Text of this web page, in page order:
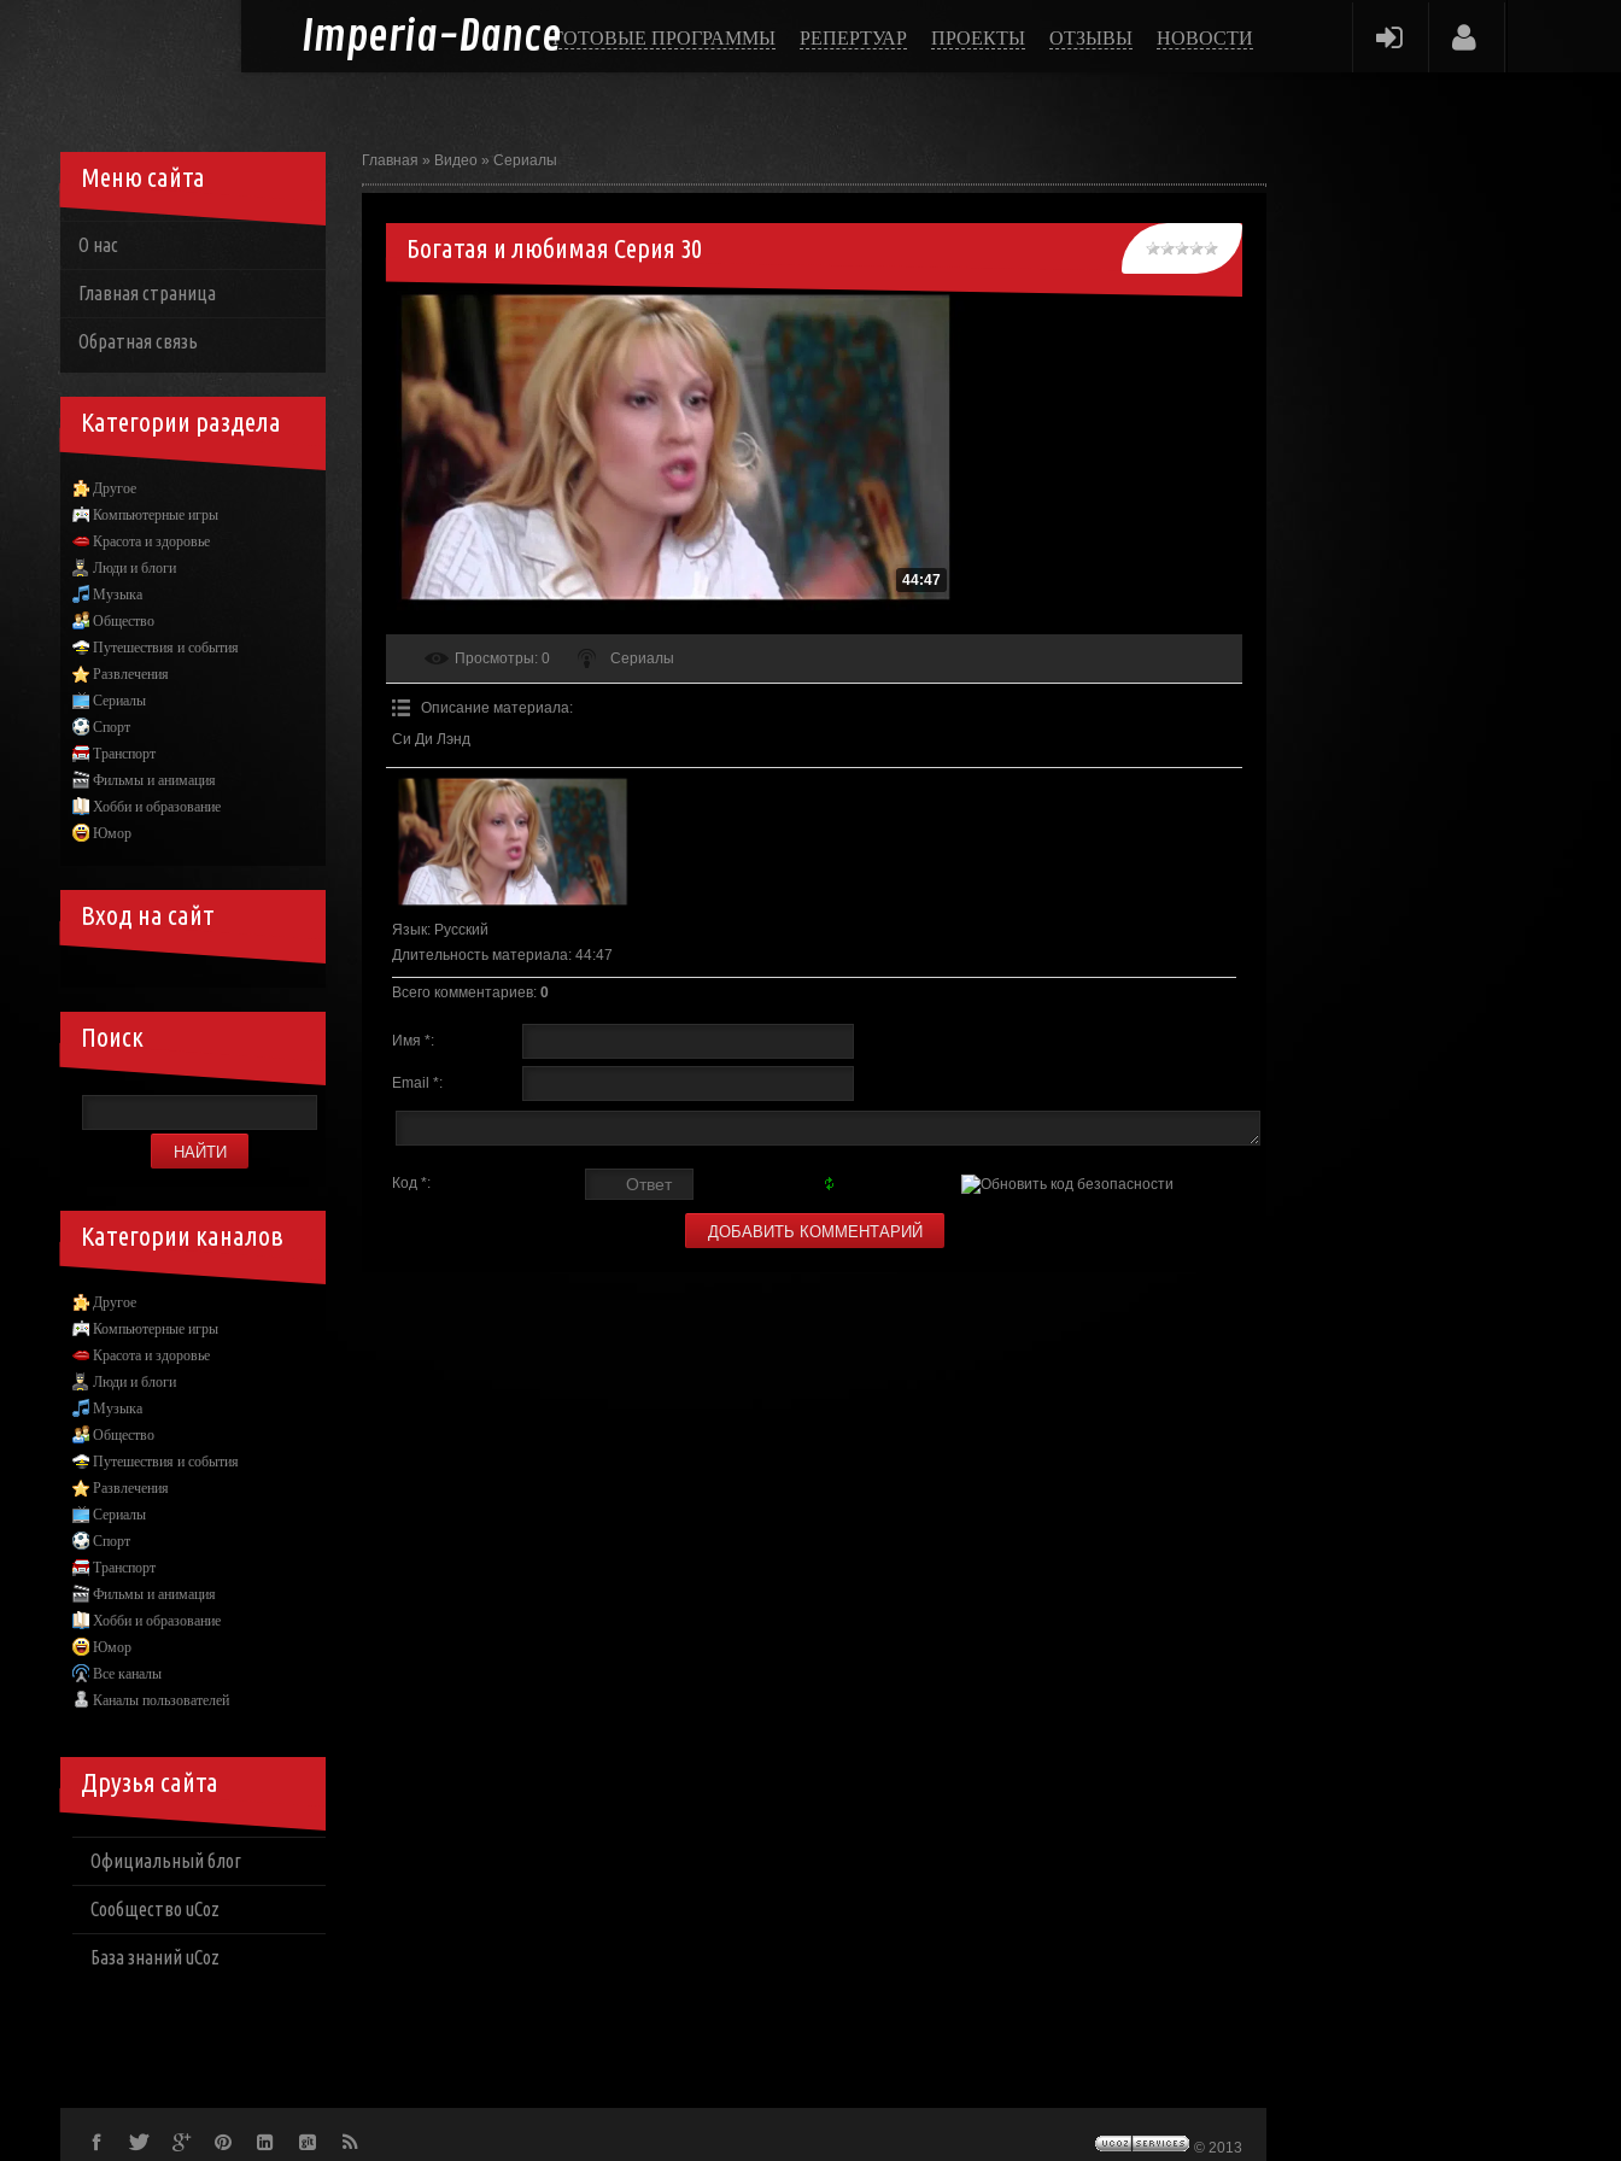
Imperia-DanceГОТОВЫЕ ПРОГРАММЫ РЕПЕРТУАР ПРОЕКТЫ ОТЗЫВЫ НОВОСТИ
Главная » Видео » Сериалы
Богатая и любимая Серия 30
44:47
Просмотры: 0 Сериалы
Описание материала:
Си Ди Лэнд
Язык: Русский
Длительность материала: 44:47
Всего комментариев: 0
Имя *:
Email *:
Код *:
Меню сайта
О нас
Главная страница
Обратная связь
Категории раздела
Другое
Компьютерные игры
Красота и здоровье
Люди и блоги
Музыка
Общество
Путешествия и события
Развлечения
Сериалы
Спорт
Транспорт
Фильмы и анимация
Хобби и образование
Юмор
Вход на сайт
Поиск
Категории каналов
Другое
Компьютерные игры
Красота и здоровье
Люди и блоги
Музыка
Общество
Путешествия и события
Развлечения
Сериалы
Спорт
Транспорт
Фильмы и анимация
Хобби и образование
Юмор
Все каналы
Каналы пользователей
Друзья сайта
Официальный блог
Сообщество uCoz
База знаний uCoz
© 2013